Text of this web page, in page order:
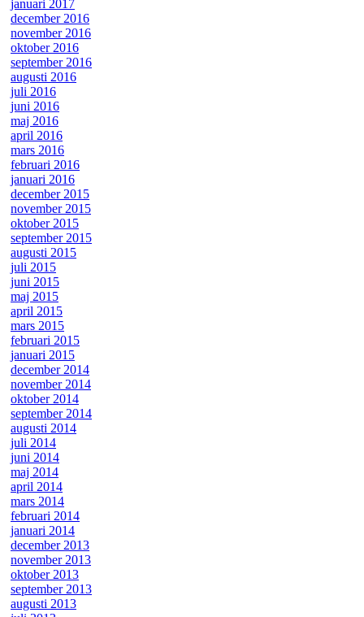
januari 2017
december 2016
november 2016
oktober 2016
september 2016
augusti 2016
juli 2016
juni 2016
maj 2016
april 2016
mars 2016
februari 2016
januari 2016
december 2015
november 2015
oktober 2015
september 2015
augusti 2015
juli 2015
juni 2015
maj 2015
april 2015
mars 2015
februari 2015
januari 2015
december 2014
november 2014
oktober 2014
september 2014
augusti 2014
juli 2014
juni 2014
maj 2014
april 2014
mars 2014
februari 2014
januari 2014
december 2013
november 2013
oktober 2013
september 2013
augusti 2013